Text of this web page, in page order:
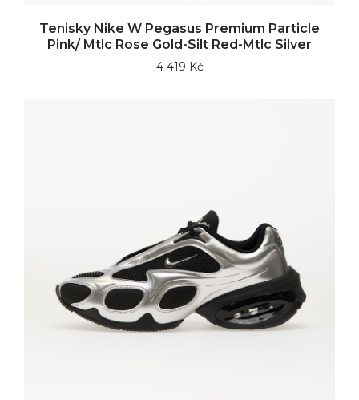
Tenisky Nike W Pegasus Premium Particle
Pink/ Mtlc Rose Gold-Silt Red-Mtlc Silver
4 419 Kč